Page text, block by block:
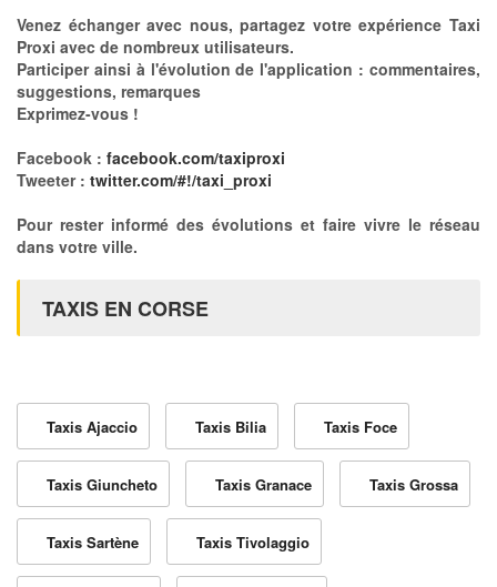
Venez échanger avec nous, partagez votre expérience Taxi
Proxi avec de nombreux utilisateurs.
Participer ainsi à l'évolution de l'application : commentaires,
suggestions, remarques
Exprimez-vous !
Facebook : facebook.com/taxiproxi
Tweeter : twitter.com/#!/taxi_proxi
Pour rester informé des évolutions et faire vivre le réseau
dans votre ville.
TAXIS EN CORSE
Taxis Ajaccio Taxis Bilia Taxis Foce
Taxis Giuncheto Taxis Granace Taxis Grossa
Taxis Sartène Taxis Tivolaggio